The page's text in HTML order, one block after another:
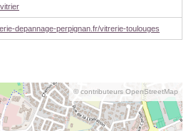
depannage-perpignan.fr/vitrerie-toulouges
© contributeurs OpenStreetMap